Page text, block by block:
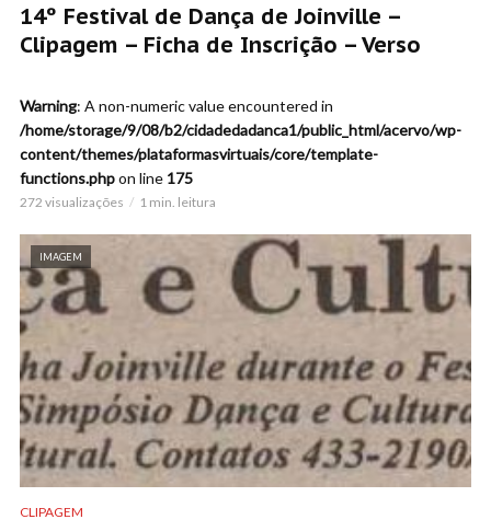
14º Festival de Dança de Joinville –
Clipagem – Ficha de Inscrição – Verso
Warning: A non-numeric value encountered in
/home/storage/9/08/b2/cidadedadanca1/public_html/acervo/wp-
content/themes/plataformasvirtuais/core/template-
functions.phpon line 175
272 visualizações 1 min. leitura
IMAGEM
CLIPAGEM